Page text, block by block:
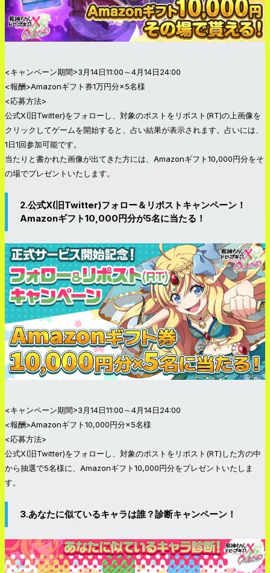
<キャンペーン期間>3月14日11:00～4月14日24:00
<報酬>Amazonギフト券1万円分×5名様
<応募方法>
公式X(旧Twitter)をフォローし、対象のポストをリポスト(RT)の上画像を
クリックしてゲームを開始すると、占い結果が表示されます。占いには、
1日1回参加可能です。
当たりと書かれた画像が出てきた方には、Amazonギフト10,000円分をそ
の場でプレゼントいたします。
2.公式X(旧Twitter)フォロー＆リポストキャンペーン！
Amazonギフト10,000円分が5名に当たる！
<キャンペーン期間>3月14日11:00～4月14日24:00
<報酬>Amazonギフト10,000円分×5名様
<応募方法>
公式X(旧Twitter)をフォローし、対象のポストをリポスト(RT)した方の中
から抽選で5名様に、Amazonギフト10,000円分をプレゼントいたしま
す。
3.あなたに似ているキャラは誰？診断キャンペーン！